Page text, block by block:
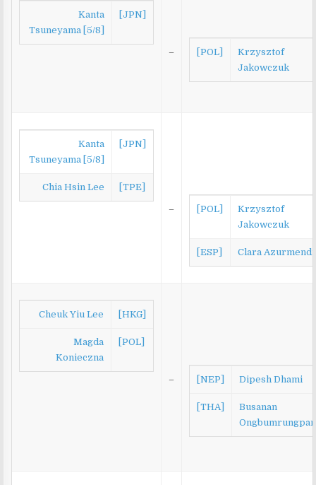
Kanta
Tsuneyama [5/8]
[JPN]
– [POL]
Krzysztof
Jakowczuk
Kanta
Tsuneyama [5/8]
[JPN]
Chia Hsin Lee [TPE]
– [POL]
Krzysztof
Jakowczuk
[ESP] Clara Azurmendi
Cheuk Yiu Lee [HKG]
Magda
Konieczna
[POL]
– [NEP] Dipesh Dhami
[THA]
Busanan
Ongbumrungpan